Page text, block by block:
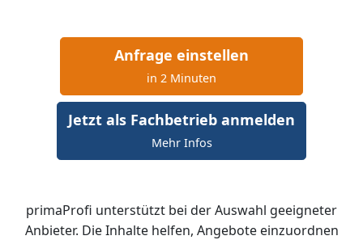
Anfrage einstellen
in 2 Minuten
Jetzt als Fachbetrieb anmelden
Mehr Infos
primaProfi unterstützt bei der Auswahl geeigneter
Anbieter. Die Inhalte helfen, Angebote einzuordnen